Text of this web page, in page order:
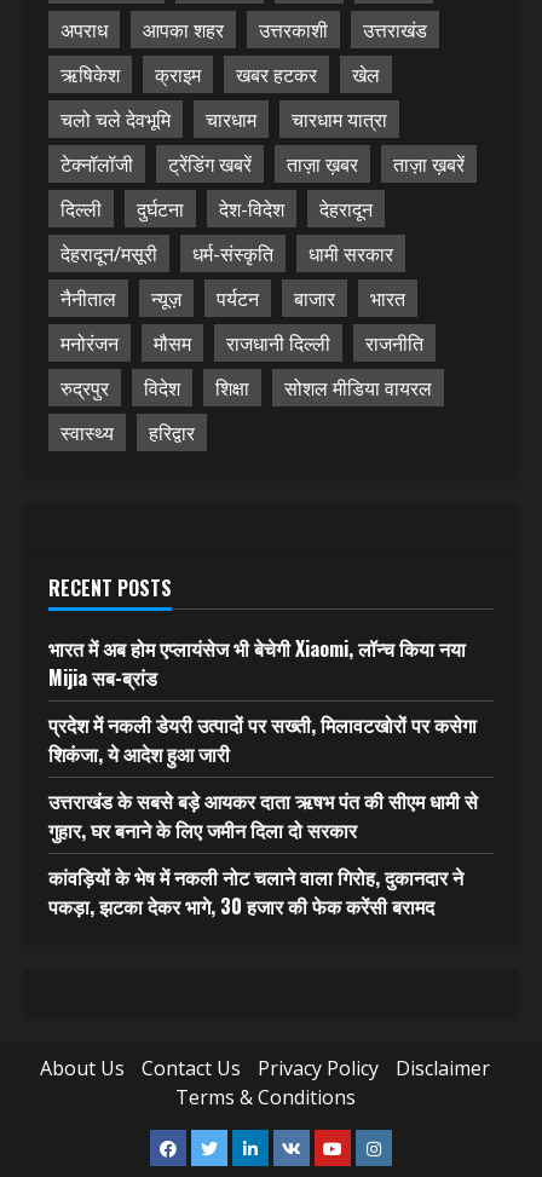
अपराध
आपका शहर उत्तरकाशी
उत्तराखंड
ऋषिकेश
क्राइम खबर हटकर
खेल
चलो चले देवभूमि
चारधाम
चारधाम यात्रा
टेक्नॉलॉजी
ट्रेंडिंग खबरें ताज़ा ख़बर
ताज़ा ख़बरें
दिल्ली
दुर्घटना देश-विदेश
देहरादून
देहरादून/मसूरी
धर्म-संस्कृति
धामी सरकार
नैनीताल
न्यूज़ पर्यटन बाजार
भारत
मनोरंजन
मौसम राजधानी दिल्ली
राजनीति
रुद्रपुर
विदेश शिक्षा
सोशल मीडिया वायरल
स्वास्थ्य
हरिद्वार
RECENT POSTS
भारत में अब होम एप्लायंसेज भी बेचेगी Xiaomi, लॉन्च किया नया
Mijia सब-ब्रांड
प्रदेश में नकली डेयरी उत्पादों पर सख्ती, मिलावटखोरों पर कसेगा
शिकंजा, ये आदेश हुआ जारी
उत्तराखंड के सबसे बड़े आयकर दाता ऋषभ पंत की सीएम धामी से
गुहार, घर बनाने के लिए जमीन दिला दो सरकार
कांवड़ियों के भेष में नकली नोट चलाने वाला गिरोह, दुकानदार ने
पकड़ा, झटका देकर भागे, 30 हजार की फेक करेंसी बरामद
About Us Contact Us Privacy Policy
Disclaimer
Terms & Conditions
Facebook
TwitterLinkedin
VK YoutubeInstagram